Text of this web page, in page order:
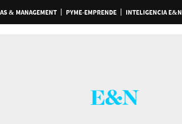
& MANAGEMENT PYME-EMPRENDE INTELIGENCIA E&N